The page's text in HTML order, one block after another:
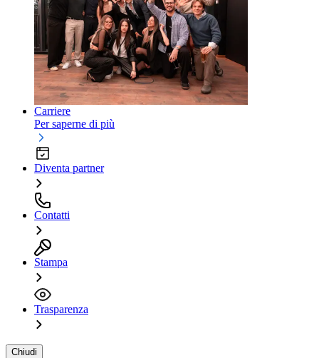
Carriere
Per saperne di più
Diventa partner
Contatti
Stampa
Trasparenza
Chiudi